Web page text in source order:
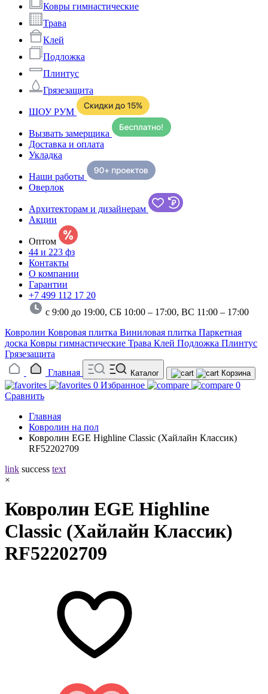
Ковры гимнастические
Трава
Клей
Подложка
Плинтус
Грязезащита
ШОУ РУМ
Вызвать замерщика
Доставка и оплата
Укладка
Наши работы
Оверлок
Архитекторам и дизайнерам
Акции
Оптом
44 и 223 фз
Контакты
О компании
Гарантии
+7 499 112 17 20
с 9:00 до 19:00, СБ 10:00 – 17:00, ВС 11:00 – 17:00
Ковролин Ковровая плитка Виниловая плитка Паркетная
доска Ковры гимнастические Трава Клей Подложка Плинтус
Грязезащита
Главная
Каталог Корзина
0 Избранное
0
Сравнить
Главная
Ковролин на пол
Ковролин EGE Highline Classic (Хайлайн Классик)
RF52202709
link success text
×
Ковролин EGE Highline
Classic (Хайлайн Классик)
RF52202709